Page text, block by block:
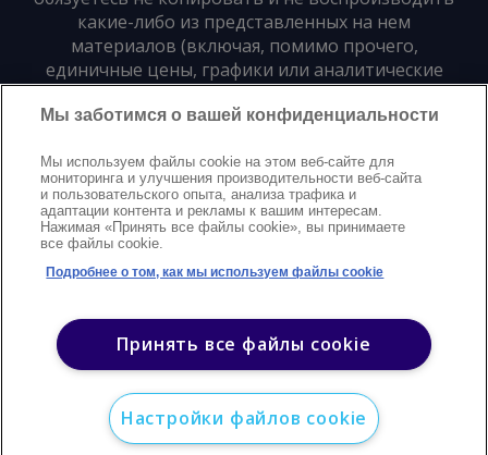
какие-либо из представленных на нем
материалов (включая, помимо прочего,
единичные цены, графики или аналитические
материалы) в любой форме и для любых целей
без предварительного письменного согласия
Политика конфиденциальностиTrademarks
Защита авторских правУсловияModern Slavery Statement
Мы заботимся о вашей конфиденциальности
Мы используем файлы cookie на этом веб-сайте для
мониторинга и улучшения производительности веб-сайта
и пользовательского опыта, анализа трафика и
адаптации контента и рекламы к вашим интересам.
Нажимая «Принять все файлы cookie», вы принимаете
все файлы cookie.
Подробнее о том, как мы используем файлы cookie
Принять все файлы cookie
Настройки файлов cookie